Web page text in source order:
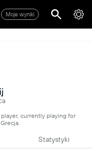
Moje wyniki
player, currently playing for
Statystyki